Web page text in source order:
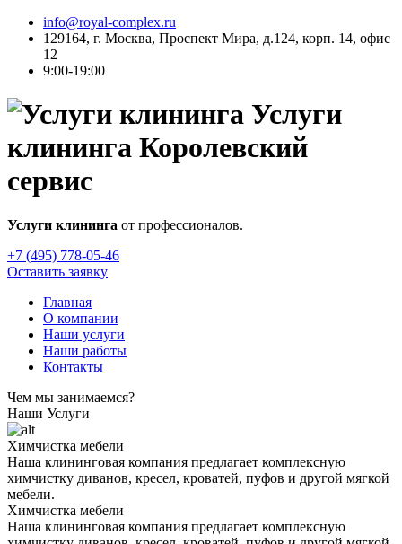
info@royal-complex.ru
129164, г. Москва, Проспект Мира, д.124, корп. 14, офис
12
9:00-19:00
Услуги
клининга Королевский
сервис
Услуги клининга от профессионалов.
+7 (495) 778-05-46
Оставить заявку
Главная
О компании
Наши услуги
Наши работы
Контакты
Чем мы занимаемся?
Наши Услуги
Химчистка мебели
Наша клининговая компания предлагает комплексную
химчистку диванов, кресел, кроватей, пуфов и другой мягкой
мебели.
Химчистка мебели
Наша клининговая компания предлагает комплексную